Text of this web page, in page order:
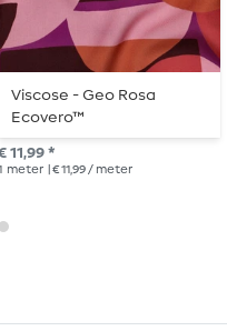
Viscose - Geo Rosa
Ecovero™
11,99 *
meter | € 11,99 / meter